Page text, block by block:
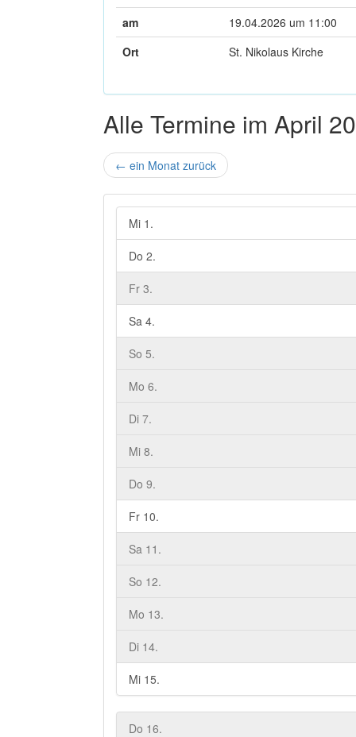
am
19.04.2026 um 11:00
Ort
St. Nikolaus Kirche
Alle Termine im April
← ein Monat zurück
Mi 1.
Do 2.
Fr 3.
Sa 4.
So 5.
Mo 6.
Di 7.
Mi 8.
Do 9.
Fr 10.
Sa 11.
So 12.
Mo 13.
Di 14.
Mi 15.
Do 16.